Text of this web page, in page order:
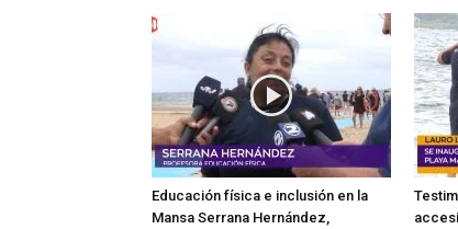
Educación física e inclusión en la
Mansa Serrana Hernández,